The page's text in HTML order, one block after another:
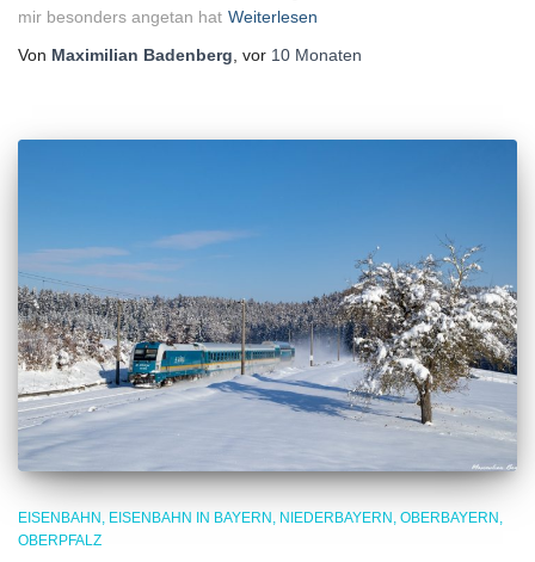
mir besonders angetan hat Weiterlesen
Von Maximilian Badenberg , vor 10 Monaten
EISENBAHN EISENBAHN IN BAYERN NIEDERBAYERN OBERBAYERN
OBERPFALZ